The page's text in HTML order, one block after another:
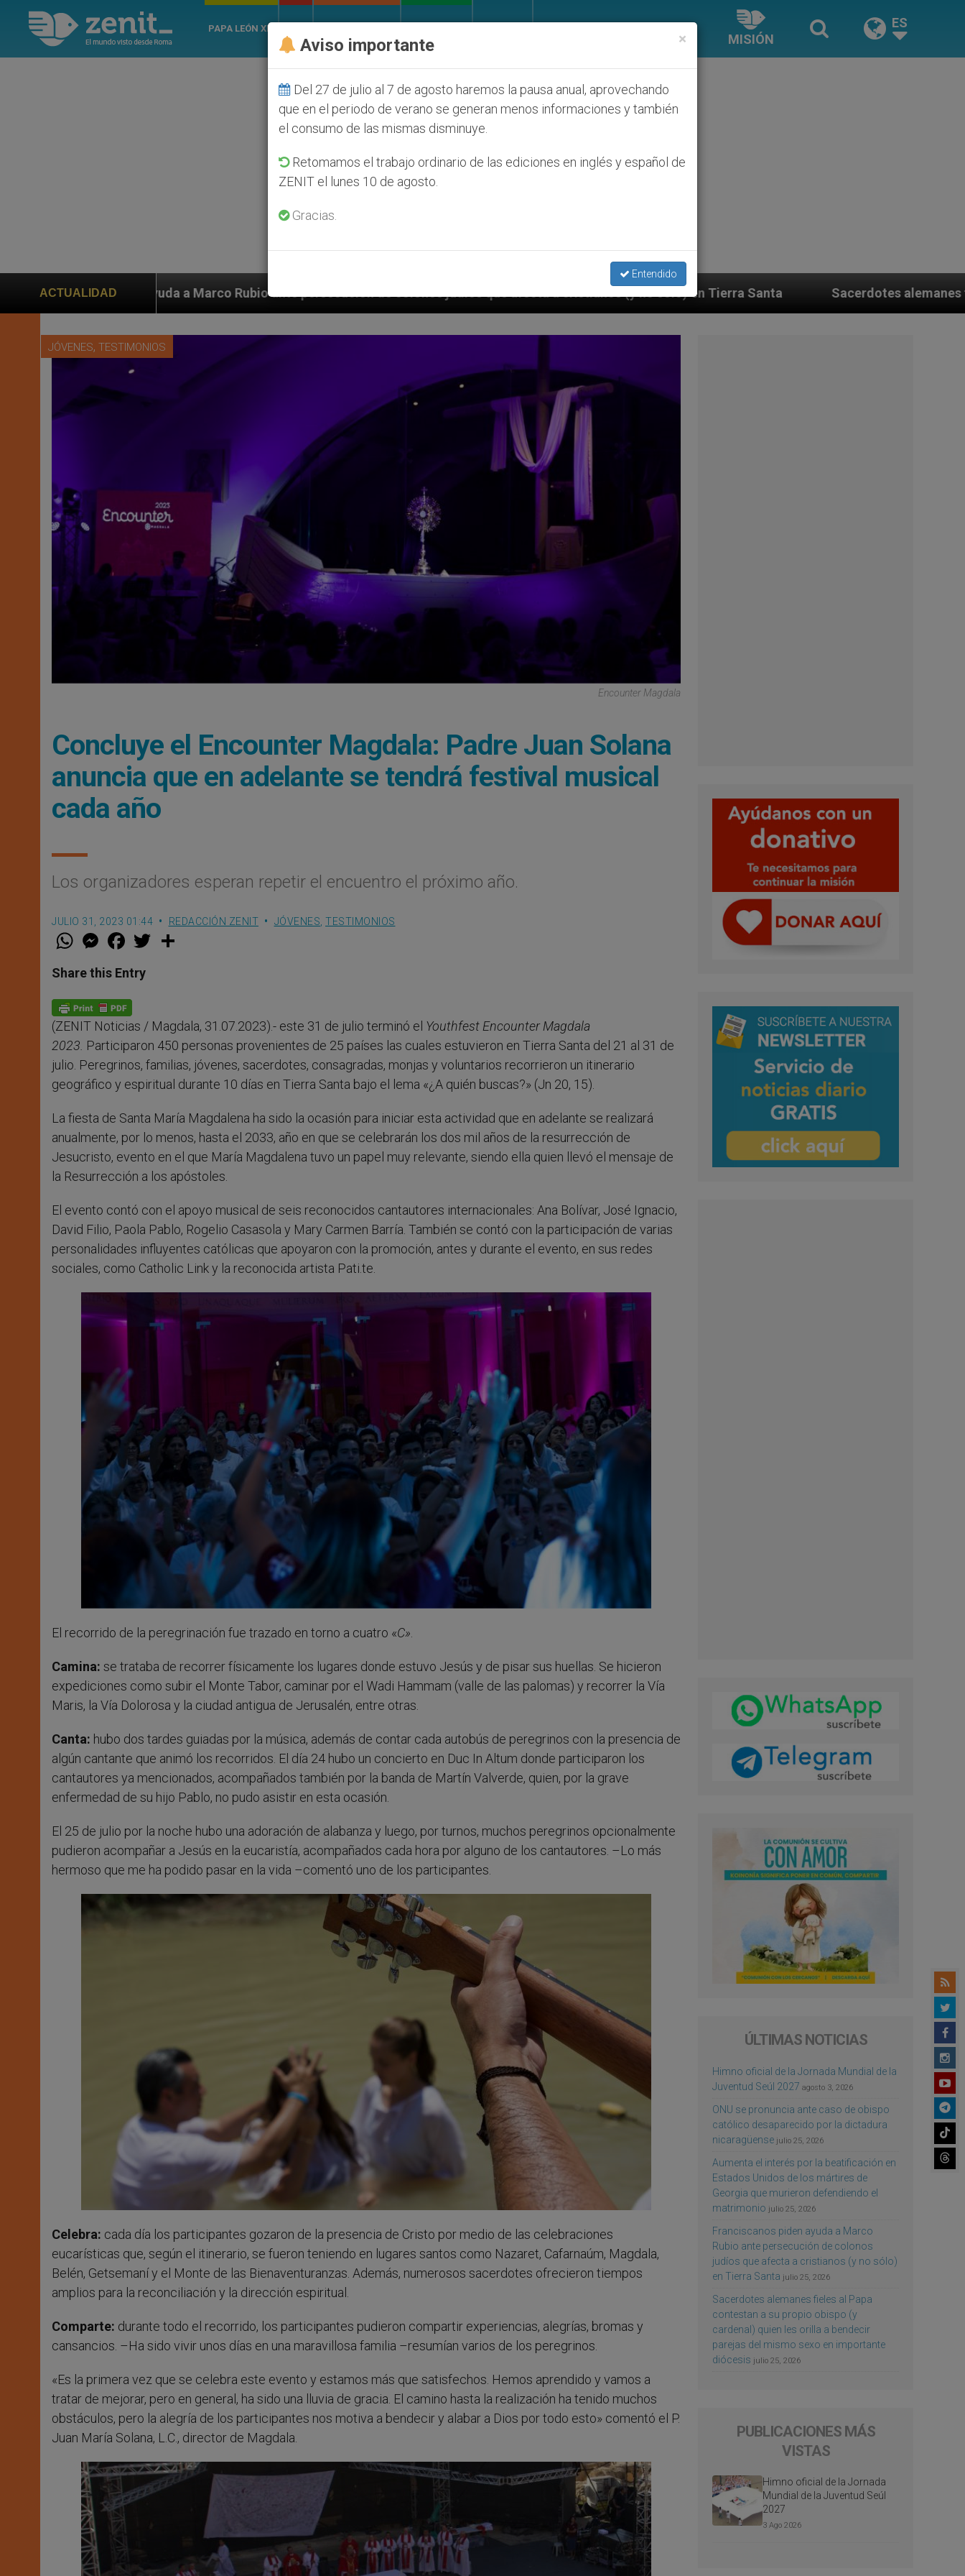
PAPA LEÓN XIV
MISIÓN
ES
ACTUALIDAD
Marco Rubio ante persecución de colonos judíos que afecta a cristianos (y no sólo) en Tierra Santa Sacerdotes alemanes fieles al Papa contestan a
JÓVENES, TESTIMONIOS
Encounter Magdala
Concluye el Encounter Magdala: Padre Juan Solana
anuncia que en adelante se tendrá festival musical
cada año
Los organizadores esperan repetir el encuentro el próximo año.
JULIO 31, 2023 01:44 REDACCIÓN ZENIT JÓVENES, TESTIMONIOS
W
t
s
p
p
M
e
s
e
g
e
r
F
a
e
b
o
k
w
Share this Entry
(ZENIT Noticias / Magdala, 31.07.2023).- este 31 de julio terminó el Youthfest Encounter Magdala
2023. Participaron 450 personas provenientes de 25 países las cuales estuvieron en Tierra Santa del 21 al 31 de
julio. Peregrinos, familias, jóvenes, sacerdotes, consagradas, monjas y voluntarios recorrieron un itinerario
geográfico y espiritual durante 10 días en Tierra Santa bajo el lema «¿A quién buscas?» (Jn 20, 15).
La fiesta de Santa María Magdalena ha sido la ocasión para iniciar esta actividad que en adelante se realizará
anualmente, por lo menos, hasta el 2033, año en que se celebrarán los dos mil años de la resurrección de
Jesucristo, evento en el que María Magdalena tuvo un papel muy relevante, siendo ella quien llevó el mensaje de
la Resurrección a los apóstoles.
El evento contó con el apoyo musical de seis reconocidos cantautores internacionales: Ana Bolívar, José Ignacio,
David Filio, Paola Pablo, Rogelio Casasola y Mary Carmen Barría. También se contó con la participación de varias
personalidades influyentes católicas que apoyaron con la promoción, antes y durante el evento, en sus redes
sociales, como Catholic Link y la reconocida artista Pati.te.
El recorrido de la peregrinación fue trazado en torno a cuatro «C»
Camina: se trataba de recorrer físicamente los lugares donde estuvo Jesús y de pisar sus huellas. Se hicieron
expediciones como subir el Monte Tabor, caminar por el Wadi Hammam (valle de las palomas) y recorrer la Vía
Maris, la Vía Dolorosa y la ciudad antigua de Jerusalén, entre otras.
Canta: hubo dos tardes guiadas por la música, además de contar cada autobús de peregrinos con la presencia de
algún cantante que animó los recorridos. El día 24 hubo un concierto en Duc In Altum donde participaron los
cantautores ya mencionados, acompañados también por la banda de Martín Valverde, quien, por la grave
enfermedad de su hijo Pablo, no pudo asistir en esta ocasión.
El 25 de julio por la noche hubo una adoración de alabanza y luego, por turnos, muchos peregrinos opcionalmente
pudieron acompañar a Jesús en la eucaristía, acompañados cada hora por alguno de los cantautores. –Lo más
hermoso que me ha podido pasar en la vida –comentó uno de los participantes.
Celebra: cada día los participantes gozaron de la presencia de Cristo por medio de las celebraciones
eucarísticas que, según el itinerario, se fueron teniendo en lugares santos como Nazaret, Cafarnaúm, Magdala,
Belén, Getsemaní y el Monte de las Bienaventuranzas. Además, numerosos sacerdotes ofrecieron tiempos
amplios para la reconciliación y la dirección espiritual.
Comparte: durante todo el recorrido, los participantes pudieron compartir experiencias, alegrías, bromas y
cansancios. –Ha sido vivir unos días en una maravillosa familia –resumían varios de los peregrinos.
«Es la primera vez que se celebra este evento y estamos más que satisfechos. Hemos aprendido y vamos a
tratar de mejorar, pero en general, ha sido una lluvia de gracia. El camino hasta la realización ha tenido muchos
obstáculos, pero la alegría de los participantes nos motiva a bendecir y alabar a Dios por todo esto» comentó el P.
Juan María Solana, L.C., director de Magdala.
ÚLTIMAS NOTICIAS
Himno oficial de la Jornada Mundial de la
Juventud Seúl 2027 agosto 3, 2026
ONU se pronuncia ante caso de obispo
católico desaparecido por la dictadura
nicaragüense julio 25, 2026
Aumenta el interés por la beatificación en
Estados Unidos de los mártires de
Georgia que murieron defendiendo el
matrimonio julio 25, 2026
Franciscanos piden ayuda a Marco
Rubio ante persecución de colonos
judíos que afecta a cristianos (y no sólo)
en Tierra Santa julio 25, 2026
Sacerdotes alemanes fieles al Papa
contestan a su propio obispo (y
cardenal) quien les orilla a bendecir
parejas del mismo sexo en importante
diócesis julio 25, 2026
PUBLICACIONES MÁS
VISTAS
Himno oficial de la Jornada
Mundial de la Juventud Seúl
2027
3 Ago 2026
×
Aviso importante
Del 27 de julio al 7 de agosto haremos la pausa anual, aprovechando
que en el periodo de verano se generan menos informaciones y también
el consumo de las mismas disminuye.
Retomamos el trabajo ordinario de las ediciones en inglés y español de
ZENIT el lunes 10 de agosto.
Gracias.
Entendido